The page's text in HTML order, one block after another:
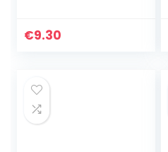
Fretboard Muting
€9.30